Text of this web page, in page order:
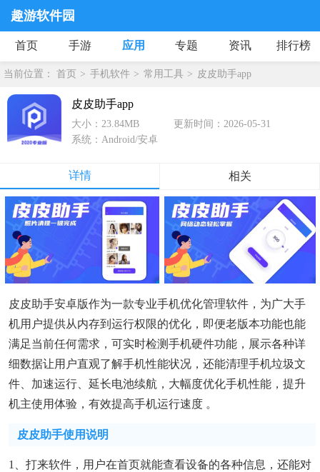
趣游软件园
首页 手游 应用 专题 资讯 排行榜
当前位置： 首页 手机软件 常用工具 皮皮助手app
皮皮助手app
大小：23.84MB
更新时间：2026-05-31
系统：Android/安卓
详情 相关
皮皮助手安卓版作为一款专业手机优化管理软件，为广大手
机用户提供从内存到运行权限的优化，即便老版本功能也能
满足当前任何需求，可实时检测手机硬件功能，展示各种详
细数据让用户直观了解手机性能状况，还能清理手机垃圾文
件、加速运行、延长电池续航，大幅度优化手机性能，提升
机主使用体验，有效提高手机运行速度 。
皮皮助手使用说明
1、打来软件，用户在首页就能查看设备的各种信息，还能对